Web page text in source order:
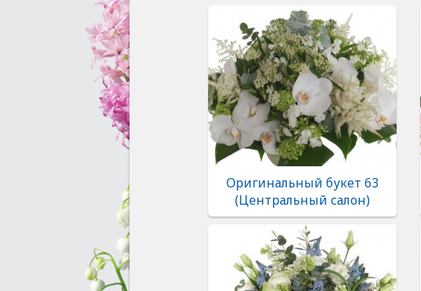
Оригинальный букет 63
(Центральный салон)